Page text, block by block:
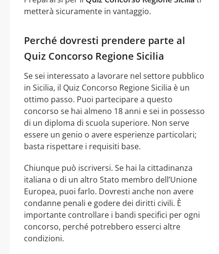
metterà sicuramente in vantaggio.
Perché dovresti prendere parte al
Quiz Concorso Regione Sicilia
Se sei interessato a lavorare nel settore pubblico
in Sicilia, il Quiz Concorso Regione Sicilia è un
ottimo passo. Puoi partecipare a questo
concorso se hai almeno 18 anni e sei in possesso
di un diploma di scuola superiore. Non serve
essere un genio o avere esperienze particolari;
basta rispettare i requisiti base.
Chiunque può iscriversi. Se hai la cittadinanza
italiana o di un altro Stato membro dell’Unione
Europea, puoi farlo. Dovresti anche non avere
condanne penali e godere dei diritti civili. È
importante controllare i bandi specifici per ogni
concorso, perché potrebbero esserci altre
condizioni.